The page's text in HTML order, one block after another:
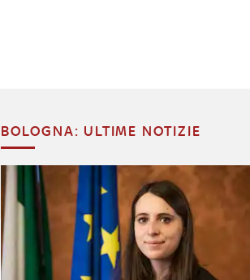
BOLOGNA: ULTIME NOTIZIE